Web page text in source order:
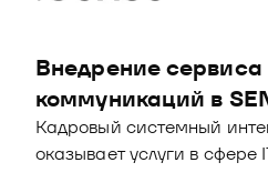
Внедрение
коммуникаций в
Кадровый системный
оказывает услуги в сфере